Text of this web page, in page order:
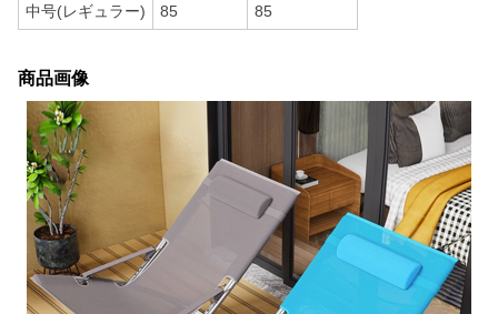
中号(レギュラー) 85 85
商品画像